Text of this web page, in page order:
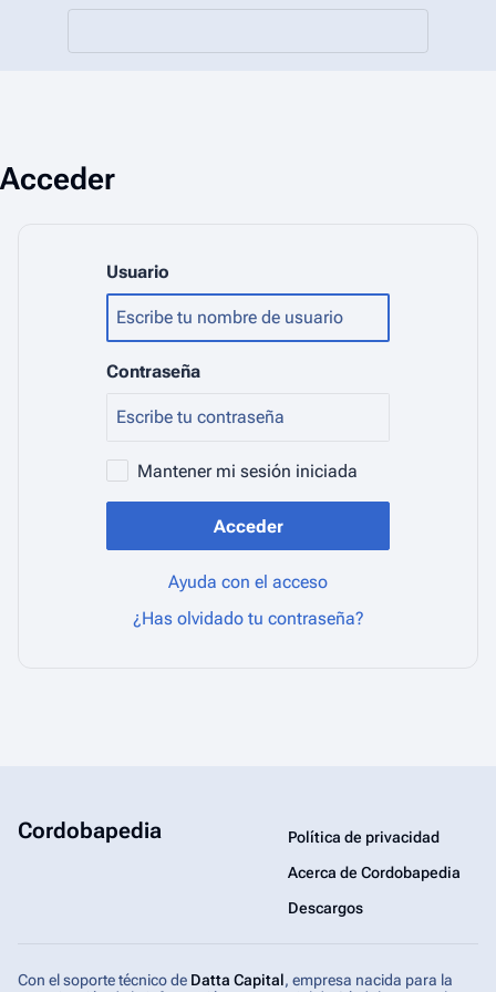
Acceder
Usuario
Contraseña
Mantener mi sesión iniciada
Acceder
Ayuda con el acceso
¿Has olvidado tu contraseña?
Cordobapedia
Política de privacidad
Acerca de Cordobapedia
Descargos
Con el soporte técnico de Datta Capital, empresa nacida para la